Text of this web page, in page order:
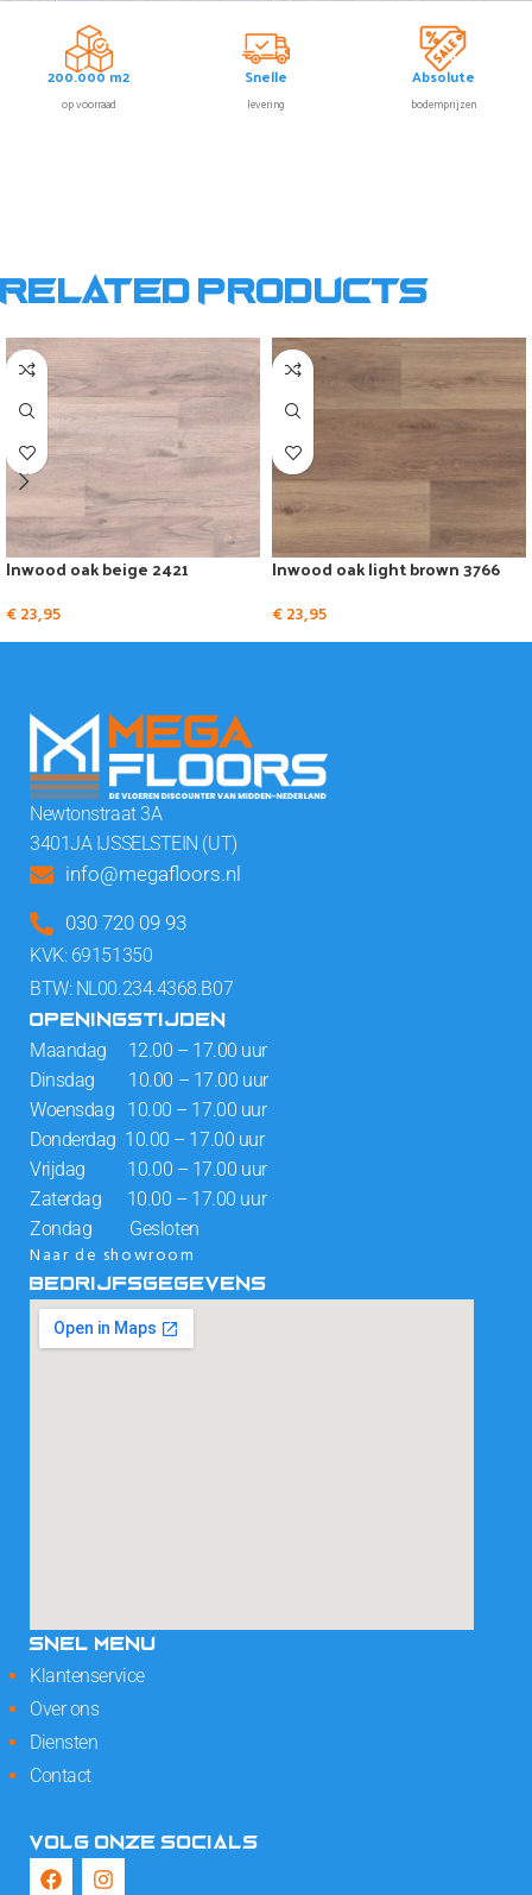
200.000 m2
op voorraad
Snelle
levering
Absolute
bodemprijzen
Related products
Inwood oak beige 2421
€23,95
Inwood oak light brown 3766
€23,95
Newtonstraat 3A
3401JA IJSSELSTEIN (UT)
info@megafloors.nl
030 720 09 93
KVK: 69151350
BTW: NL00.234.4368.B07
OPENINGSTIJDEN
Maandag 12.00 – 17.00 uur
Dinsdag 10.00 – 17.00 uur
Woensdag 10.00 – 17.00 uur
Donderdag 10.00 – 17.00 uur
Vrijdag 10.00 – 17.00 uur
Zaterdag 10.00 – 17.00 uur
Zondag Gesloten
Naar de showroom
BEDRIJFSGEGEVENS
SNEL MENU
Klantenservice
Over ons
Diensten
Contact
VOLG ONZE SOCIALS